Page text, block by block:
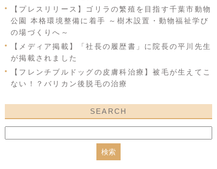
【プレスリリース】ゴリラの繁殖を目指す千葉市動物
公園 本格環境整備に着手 ～樹木設置・動物福祉学び
の場づくりへ～
【メディア掲載】「社長の履歴書」に院長の平川先生
が掲載されました
【フレンチブルドッグの皮膚科治療】被毛が生えてこ
ない！？バリカン後脱毛の治療
SEARCH